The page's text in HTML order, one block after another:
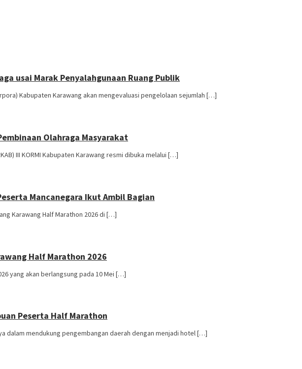
usai Marak Penyalahgunaan Ruang Publik
Kabupaten Karawang akan mengevaluasi pengelolaan sejumlah […]
Olahraga Masyarakat
III KORMI Kabupaten Karawang resmi dibuka melalui […]
Mancanegara Ikut Ambil Bagian
Karawang Half Marathon 2026 di […]
Half Marathon 2026
yang akan berlangsung pada 10 Mei […]
Peserta Half Marathon
dalam mendukung pengembangan daerah dengan menjadi hotel […]